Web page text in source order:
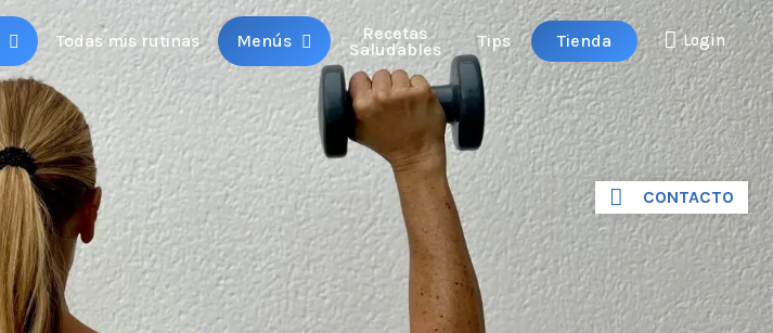
Todas mis rutinas Menús Recetas
Saludables Tips Tienda Login
CONTACTO